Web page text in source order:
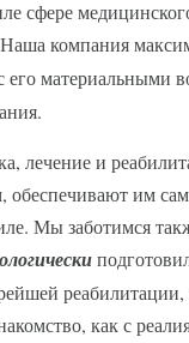
сфере
компания
его материальными
лечение и
им
Мы заботимся
как с